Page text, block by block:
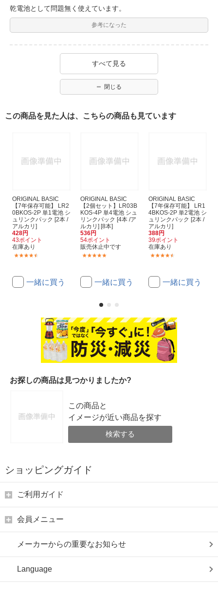
乾電池として問題無く使えています。
参考になった
すべて見る
閉じる
この商品を見た人は、こちらの商品も見ています
ORIGINAL BASIC
【7年保存可能】 LR2
0BKOS-2P 単1電池 シ
ュリンクパック [2本 /
アルカリ]
428円
43ポイント
在庫あり
一緒に買う
ORIGINAL BASIC
【2個セット】LR03B
KOS-4P 単4電池 シュ
リンクパック [4本 /ア
ルカリ] [8本]
536円
54ポイント
販売休止中です
一緒に買う
ORIGINAL BASIC
【7年保存可能】 LR1
4BKOS-2P 単2電池 シ
ュリンクパック [2本 /
アルカリ]
388円
39ポイント
在庫あり
一緒に買う
お探しの商品は見つかりましたか?
この商品と
イメージが近い商品を探す
検索する
ショッピングガイド
ご利用ガイド
会員メニュー
メーカーからの重要なお知らせ
Language